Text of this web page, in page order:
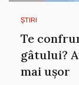
ȘTIRI
Te
gâtului?
mai ușor